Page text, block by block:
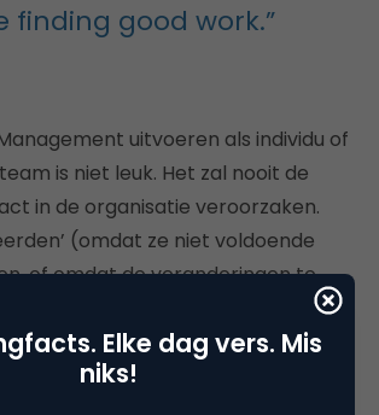
finding good work.”
uitvoeren als individu of
is niet leuk. Het zal nooit de
in de organisatie veroorzaken.
(omdat ze niet voldoende
of omdat de veranderingen te
hun gevoel) maken de fout zich te
moment raak je in een negatieve
attitude creëert een context voor
Elke dag vers. Mis
niks!